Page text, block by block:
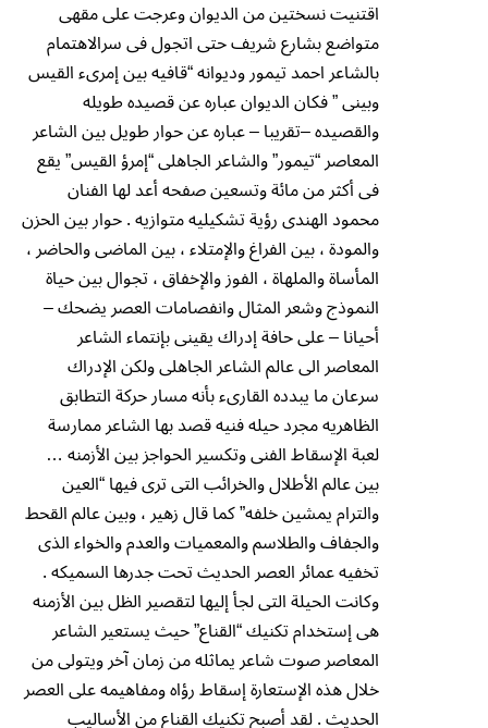
اقتنيت نسختين من الديوان وعرجت على مقهى
متواضع بشارع شريف حتى اتجول فى سرالاهتمام
بالشاعر احمد تيمور وديوانه “قافيه بين إمرىء القيس
وبينى ” فكان الديوان عباره عن قصيده طويله
والقصيده –تقريبا – عباره عن حوار طويل بين الشاعر
المعاصر “تيمور” والشاعر الجاهلى “إمرؤ القيس” يقع
فى أكثر من مائة وتسعين صفحه أعد لها الفنان
محمود الهندى رؤية تشكيليه متوازيه . حوار بين الحزن
والمودة ، بين الفراغ والإمتلاء ، بين الماضى والحاضر ،
المأساة والملهاة ، الفوز والإخفاق ، تجوال بين حياة
النموذج وشعر المثال وانفصامات العصر يضحك –
أحيانا – على حافة إدراك يقينى بإنتماء الشاعر
المعاصر الى عالم الشاعر الجاهلى ولكن الإدراك
سرعان ما يبدده القارىء بأنه مسار حركة التطابق
الظاهريه مجرد حيله فنيه قصد بها الشاعر ممارسة
لعبة الإسقاط الفنى وتكسير الحواجز بين الأزمنه …
بين عالم الأطلال والخرائب التى ترى فيها “العين
والترام يمشين خلفه” كما قال زهير ، وبين عالم القحط
والجفاف والطلاسم والمعميات والعدم والخواء الذى
تخفيه عمائر العصر الحديث تحت جدرها السميكه .
وكانت الحيلة التى لجأ إليها لتقصير الظل بين الأزمنه
هى إستخدام تكنيك “القناع” حيث يستعير الشاعر
المعاصر صوت شاعر يماثله من زمان آخر ويتولى من
خلال هذه الإستعارة إسقاط رؤاه ومفاهيمه على العصر
الحديث . لقد أصبح تكنيك القناع من الأساليب